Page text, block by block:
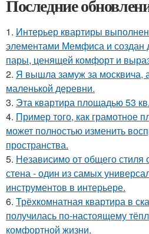
Последние
1. Интерьер квартиры
элементами Мемфиса и создан
пары, ценящей комфорт и
2. Я вышла замуж за москвича,
маленькой деревни.
3. Эта квартира площадью 53 кв.
4. Пример того, как грамотное
может полностью изменить
пространства.
5. Независимо от общего
стена - один из самых
инструментов в интерьере.
6. Трёхкомнатная квартира в
получилась по-настоящему
комфортной жизни.